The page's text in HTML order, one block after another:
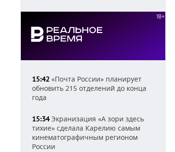
15:42 «Почта России» планирует
обновить 215 отделений до конца
года
15:34Экранизация «А зори здесь
тихие» сделала Карелию самым
кинематографичным регионом
России